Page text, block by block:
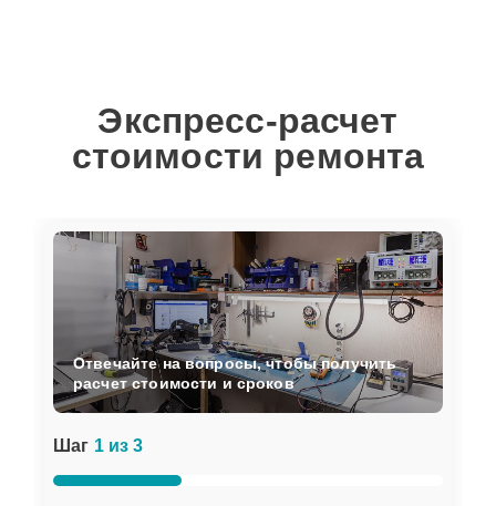
Экспресс-расчет
стоимости ремонта
Шаг 1 из 3
Отвечайте на вопросы, чтобы получить
расчет стоимости и сроков